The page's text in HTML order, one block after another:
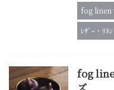
fog
ﾚｻﾞｰ・ﾘﾈ
fog